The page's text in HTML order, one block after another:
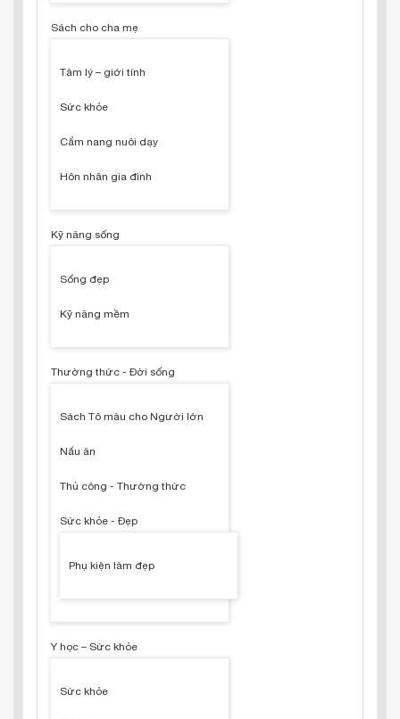
Sách cho cha mẹ
Tâm lý – giới tính
Sức khỏe
Cẩm nang nuôi dạy
Hôn nhân gia đình
Kỹ năng sống
Sống đẹp
Kỹ năng mềm
Thường thức - Đời sống
Sách Tô màu cho Người lớn
Nấu ăn
Thủ công - Thường thức
Sức khỏe - Đẹp
Phụ kiện làm đẹp
Y học – Sức khỏe
Sức khỏe